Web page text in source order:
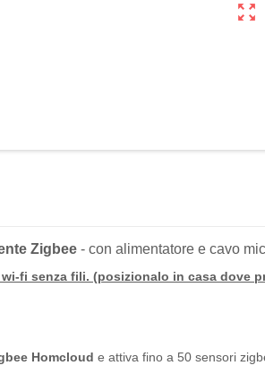
zoom_out_map
Zigbee - con alimentatore e cavo
fi senza fili. (posizionalo in casa dove
Homcloud e attiva fino a 50 sensori